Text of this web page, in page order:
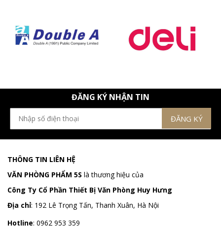
ĐĂNG KÝ NHẬN TIN
THÔNG TIN LIÊN HỆ
VĂN PHÒNG PHẨM 5S là thương hiệu của
Công Ty Cổ Phần Thiết Bị Văn Phòng Huy Hưng
Địa chỉ: 192 Lê Trọng Tấn, Thanh Xuân, Hà Nội
Hotline: 0962 953 359